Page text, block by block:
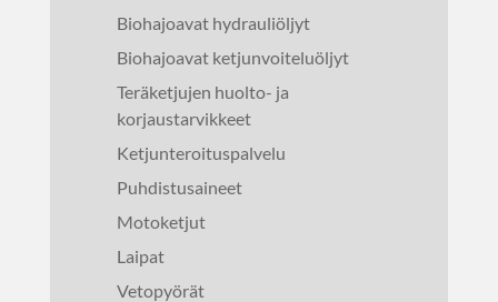
Biohajoavat hydrauliöljyt
Biohajoavat ketjunvoiteluöljyt
Teräketjujen huolto- ja
korjaustarvikkeet
Ketjunteroituspalvelu
Puhdistusaineet
Motoketjut
Laipat
Vetopyörät